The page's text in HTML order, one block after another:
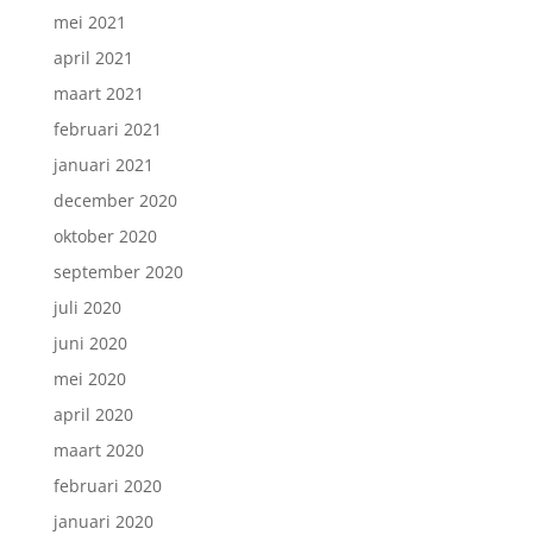
mei 2021
april 2021
maart 2021
februari 2021
januari 2021
december 2020
oktober 2020
september 2020
juli 2020
juni 2020
mei 2020
april 2020
maart 2020
februari 2020
januari 2020